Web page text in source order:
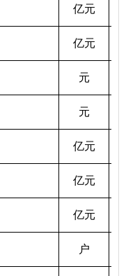
亿元
亿元
元
元
亿元
亿元
亿元
户